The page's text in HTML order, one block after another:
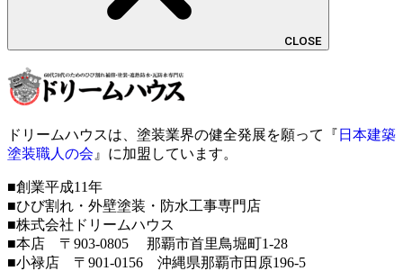
CLOSE
ドリームハウスは、塗装業界の健全発展を願って『 日本建築
塗装職人の会 』に加盟しています。
■創業平成11年
■ひび割れ・外壁塗装・防水工事専門店
■株式会社ドリームハウス
■本店 〒903-0805 那覇市首里鳥堀町1-28
■小禄店 〒901-0156 沖縄県那覇市田原196-5